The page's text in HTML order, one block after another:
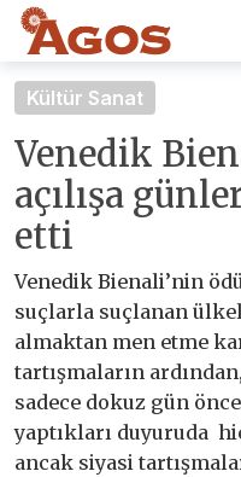
Kültür Sanat
Venedik
açılışa
etti
Venedik Bienali’nin
suçlarla suçlanan
almaktan men etme
tartışmaların
sadece dokuz gün
yaptıkları duyuruda
ancak siyasi